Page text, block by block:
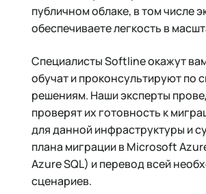
публичном облаке, в том числе
обеспечиваете легкость в
Специалисты Softline окажут
обучат и проконсультируют
решениям. Наши эксперты
проверят их готовность к
для данной инфраструктуры и
плана миграции в Microsoft
Azure SQL) и перевод всей
сценариев.